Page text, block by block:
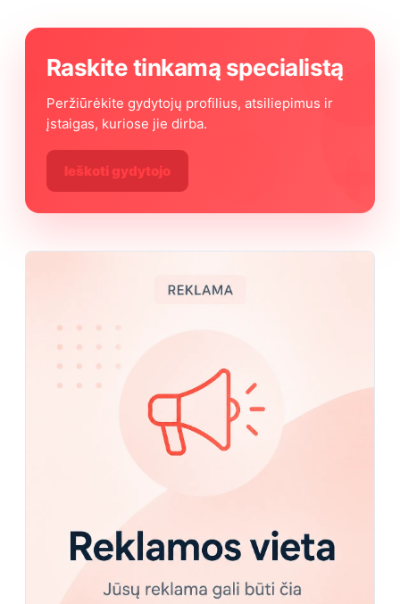
Raskite tinkamą specialistą
Peržiūrėkite gydytojų profilius, atsiliepimus ir
įstaigas, kuriose jie dirba.
Ieškoti gydytojo